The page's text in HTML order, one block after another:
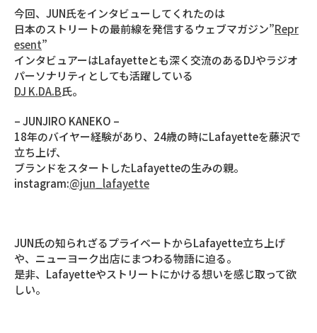
今回、JUN氏をインタビューしてくれたのは
日本のストリートの最前線を発信するウェブマガジン”Repr
esent”
インタビュアーはLafayetteとも深く交流のあるDJやラジオ
パーソナリティとしても活躍している
DJ K.DA.B氏。
– JUNJIRO KANEKO –
18年のバイヤー経験があり、24歳の時にLafayetteを藤沢で
立ち上げ、
ブランドをスタートしたLafayetteの生みの親。
instagram:@jun_lafayette
JUN氏の知られざるプライベートからLafayette立ち上げ
や、ニューヨーク出店にまつわる物語に迫る。
是非、Lafayetteやストリートにかける想いを感じ取って欲
しい。